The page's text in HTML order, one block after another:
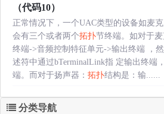
（代码10）
正常情况下，一个UAC类型的设备如麦
会有三个或者两个拓扑节终端。如对于
终端->音频控制特征单元->输出终端 ，
述符中通过bTerminalLink指 定输出终端
端。而对于扬声器： 拓扑结构是：输......
分类导航